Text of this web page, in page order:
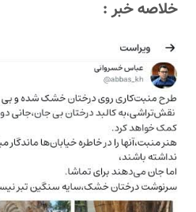
خلاصه خبر :